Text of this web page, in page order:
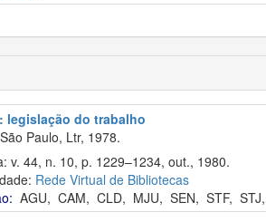
legislação do trabalho
Paulo, Ltr, 1978.
v. 44, n. 10, p. 1229–1234, out., 1980.
Rede Virtual de Bibliotecas
AGU, CAM, CLD, MJU, SEN, STF, STJ,